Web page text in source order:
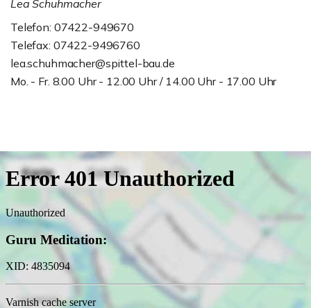
Lea Schuhmacher
Telefon: 07422-949670
Telefax: 07422-9496760
lea.schuhmacher@spittel-bau.de
Mo. - Fr. 8.00 Uhr - 12.00 Uhr / 14.00 Uhr - 17.00 Uhr